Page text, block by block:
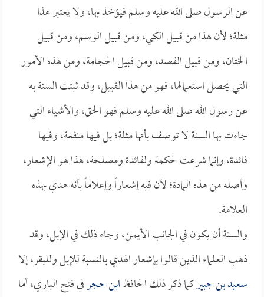
عن الرسول صلى الله عليه وسلم فيؤخذ بها، ولا يعتبر هذا
مثلة؛ لأن هذا من قبيل الكي، ومن قبيل الوسم، ومن قبيل
الختان، ومن قبيل الفصد، ومن قبيل الحجامة، ومن هذه الأمور
التي يحصل استعمالها، فهو من هذا القبيل، وقد ثبتت السنة به
عن رسول الله صلى الله عليه وسلم فهو الحق، والأشياء التي
جاءت بها السنة لا توصف بأنها مثلة؛ بل فيها منفعة، وفيها
فائدة، وإنما شرعت لحكمة ولفائدة ومصلحة، هذا هو الإشعار،
وأصله من هذه المادة؛ لأن فيه إشعاراً وإعلاماً بأنه هدي بهذه
العلامة.
والسنة أن يكون في الجانب الأيمن، وجاء ذلك في الإبل، وقد
ذهب العلماء الذين قالوا بإشعار الهدي بالنسبة للإبل وللبقر، إلا
سعيد بن جبيركما ذكر ذلك الحافظابن حجرفي فتح الباري، أما